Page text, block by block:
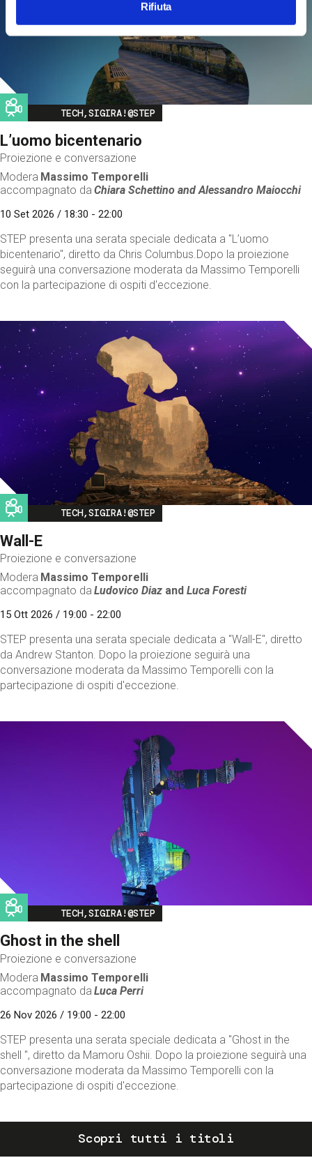
Rifiuta
Image
TECH,SIGIRA!@STEP
L’uomo bicentenario
Proiezione e conversazione
Modera Massimo Temporelli
accompagnato da Chiara Schettino andAlessandro Maiocchi
10 Set 2026 / 18:30 - 22:00
STEP presenta una serata speciale dedicata a "L’uomo
bicentenario", diretto da Chris Columbus.Dopo la proiezione
seguirà una conversazione moderata da Massimo Temporelli
con la partecipazione di ospiti d'eccezione.
Image
TECH,SIGIRA!@STEP
Wall-E
Proiezione e conversazione
Modera Massimo Temporelli
accompagnato da Ludovico Diaz andLuca Foresti
15 Ott 2026 / 19:00 - 22:00
STEP presenta una serata speciale dedicata a "Wall-E", diretto
da Andrew Stanton. Dopo la proiezione seguirà una
conversazione moderata da Massimo Temporelli con la
partecipazione di ospiti d'eccezione.
Image
TECH,SIGIRA!@STEP
Ghost in the shell
Proiezione e conversazione
Modera Massimo Temporelli
accompagnato da Luca Perri
26 Nov 2026 / 19:00 - 22:00
STEP presenta una serata speciale dedicata a "Ghost in the
shell ", diretto da Mamoru Oshii. Dopo la proiezione seguirà una
conversazione moderata da Massimo Temporelli con la
partecipazione di ospiti d'eccezione.
Scopri tutti i titoli